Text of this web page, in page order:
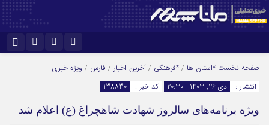
اینستاگرام تلگرام
سروش ایتا
آپارات
نام کاربری یا نشانی ایمیل
رمز عبور
صفحه نخست *استان ها / *فرهنگی / آخرین اخبار / فارس / ویژه خبری
انتشار :
دی ۲۶, ۱۴۰۳ - ۲۰:۳۰ کد خبر : 138830
ویژه برنامه‌های سالروز شهادت شاهچراغ (ع) اعلام شد